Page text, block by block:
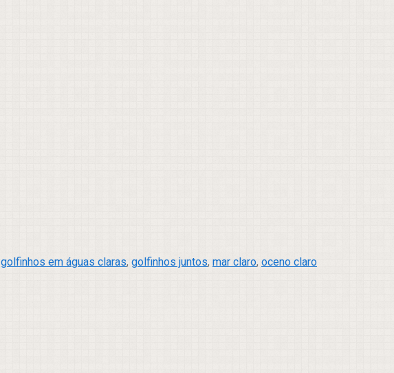
golfinhos em águas claras, golfinhos juntos, mar claro, oceno claro